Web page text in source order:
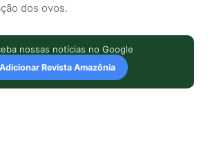
dos ovos.
nossas notícias no Google
Adicionar Revista Amazônia